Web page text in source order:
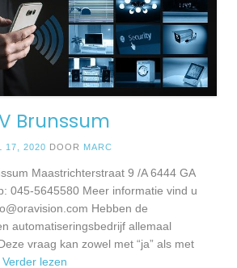
Brunssum
17, 2020 DOOR MARC
Maastrichterstraat 9 /A 6444 GA
045-5645580 Meer informatie vind u
Hebben de
automatiseringsbedrijf allemaal
vraag kan zowel met “ja” als met
Verder lezen